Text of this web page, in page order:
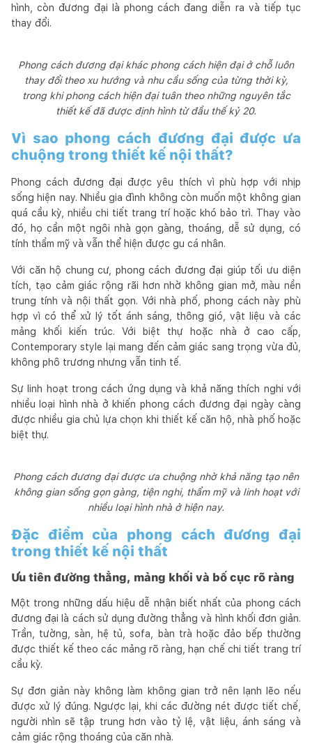
hình, còn đương đại là phong cách đang diễn ra và tiếp tục
thay đổi.
Phong cách đương đại khác phong cách hiện đại ở chỗ luôn
thay đổi theo xu hướng và nhu cầu sống của từng thời kỳ,
trong khi phong cách hiện đại tuân theo những nguyên tắc
thiết kế đã được định hình từ đầu thế kỷ 20.
Vì sao phong cách đương đại được ưa
chuộng trong thiết kế nội thất?
Phong cách đương đại được yêu thích vì phù hợp với nhịp
sống hiện nay. Nhiều gia đình không còn muốn một không gian
quá cầu kỳ, nhiều chi tiết trang trí hoặc khó bảo trì. Thay vào
đó, họ cần một ngôi nhà gọn gàng, thoáng, dễ sử dụng, có
tính thẩm mỹ và vẫn thể hiện được gu cá nhân.
Với căn hộ chung cư, phong cách đương đại giúp tối ưu diện
tích, tạo cảm giác rộng rãi hơn nhờ không gian mở, màu nền
trung tính và nội thất gọn. Với nhà phố, phong cách này phù
hợp vì có thể xử lý tốt ánh sáng, thông gió, vật liệu và các
mảng khối kiến trúc. Với biệt thự hoặc nhà ở cao cấp,
Contemporary style lại mang đến cảm giác sang trọng vừa đủ,
không phô trương nhưng vẫn tinh tế.
Sự linh hoạt trong cách ứng dụng và khả năng thích nghi với
nhiều loại hình nhà ở khiến phong cách đương đại ngày càng
được nhiều gia chủ lựa chọn khi thiết kế căn hộ, nhà phố hoặc
biệt thự.
Phong cách đương đại được ưa chuộng nhờ khả năng tạo nên
không gian sống gọn gàng, tiện nghi, thẩm mỹ và linh hoạt với
nhiều loại hình nhà ở hiện nay.
Đặc điểm của phong cách đương đại
trong thiết kế nội thất
Ưu tiên đường thẳng, mảng khối và bố cục rõ ràng
Một trong những dấu hiệu dễ nhận biết nhất của phong cách
đương đại là cách sử dụng đường thẳng và hình khối đơn giản.
Trần, tường, sàn, hệ tủ, sofa, bàn trà hoặc đảo bếp thường
được thiết kế theo các mảng rõ ràng, hạn chế chi tiết trang trí
cầu kỳ.
Sự đơn giản này không làm không gian trở nên lạnh lẽo nếu
được xử lý đúng. Ngược lại, khi các đường nét được tiết chế,
người nhìn sẽ tập trung hơn vào tỷ lệ, vật liệu, ánh sáng và
cảm giác rộng thoáng của căn nhà.